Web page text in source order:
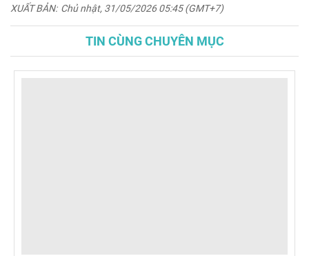
XUẤT BẢN: Chủ nhật, 31/05/2026 05:45 (GMT+7)
TIN CÙNG CHUYÊN MỤC